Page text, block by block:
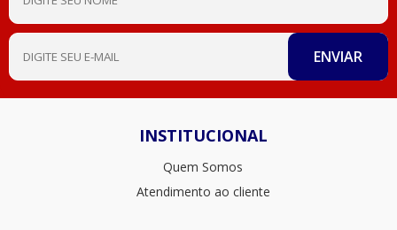
INSTITUCIONAL
Quem Somos
Atendimento ao cliente